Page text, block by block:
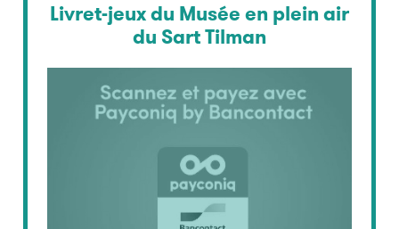
Livret-jeux du Musée en plein air
du Sart Tilman